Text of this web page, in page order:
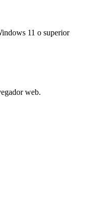
11 o superior
web.